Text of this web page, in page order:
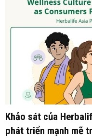
Khảo sát của
phát triển mạnh mẽ